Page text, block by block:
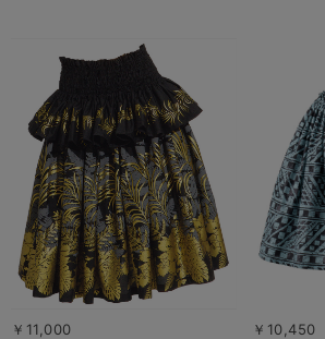
￥11,000 ￥10,450